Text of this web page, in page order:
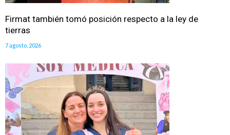
Firmat también tomó posición respecto a la ley de
tierras
7 agosto, 2026